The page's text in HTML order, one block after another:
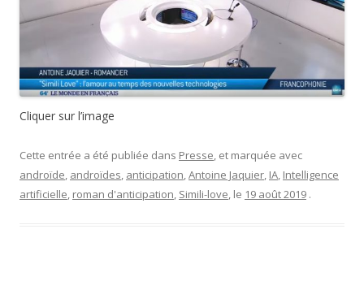
Cliquer sur l’image
Cette entrée a été publiée dans Presse, et marquée avec
androïde, androïdes, anticipation,Antoine Jaquier, IA, Intelligence
artificielle, roman d'anticipation, Simili-love, le 19 août 2019 .